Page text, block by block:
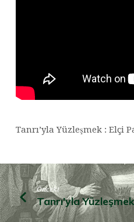
Tanrı’yla Yüzleşmek : Elçi
Önceki
Tanrı'yla